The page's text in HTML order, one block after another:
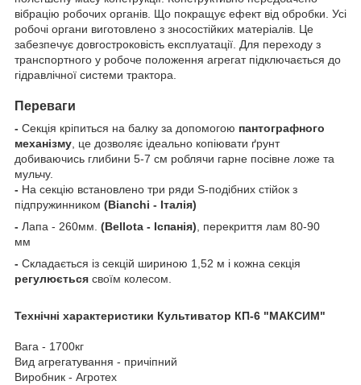
вібрацію робочих органів. Що покращує ефект від обробки. Усі
робочі органи виготовлено з зносостійких матеріалів. Це
забезпечує довгостроковість експлуатації. Для переходу з
транспортного у робоче положення агрегат підключається до
гідравлічної системи трактора.
Переваги
- Секція кріпиться на балку за допомогою пантографного
механізму , це дозволяє ідеально копіювати ґрунт
добиваючись глибини 5-7 см роблячи гарне посівне ложе та
мульчу.
- На секцію встановлено три ряди S-подібних стійок з
підпружинником (Bianchi - Італія)
- Лапа - 260мм. (Bellota - Іспанія) , перекриття лам 80-90
мм
- Складається із секцій шириною 1,52 м і кожна секція
регулюється своїм колесом.
Технічні характеристики Культиватор КП-6 "МАКСИМ"
Вага - 1700кг
Вид агрегатування - причіпний
Виробник - Агротех